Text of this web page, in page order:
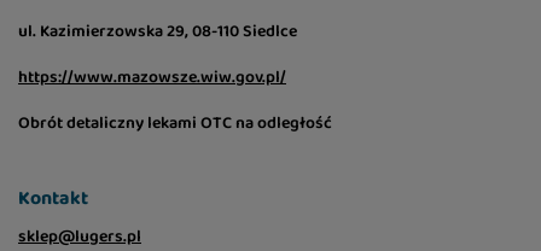
ul. Kazimierzowska 29, 08-110 Siedlce
https://www.mazowsze.wiw.gov.pl/
Obrót detaliczny lekami OTC na odległość
Kontakt
sklep@lugers.pl